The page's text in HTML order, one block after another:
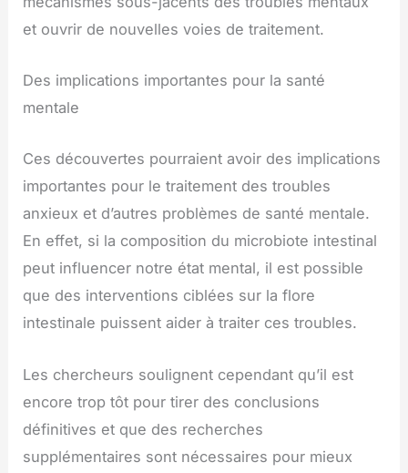
et ouvrir de nouvelles voies de traitement.
Des implications importantes pour la santé
mentale
Ces découvertes pourraient avoir des implications
importantes pour le traitement des troubles
anxieux et d’autres problèmes de santé mentale.
En effet, si la composition du microbiote intestinal
peut influencer notre état mental, il est possible
que des interventions ciblées sur la flore
intestinale puissent aider à traiter ces troubles.
Les chercheurs soulignent cependant qu’il est
encore trop tôt pour tirer des conclusions
définitives et que des recherches
supplémentaires sont nécessaires pour mieux